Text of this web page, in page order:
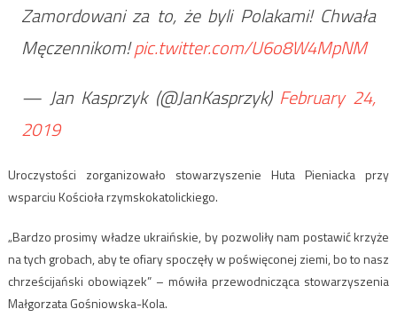
Zamordowani za to, że byli Polakami! Chwała
Męczennikom!pic.twitter.com/U6o8W4MpNM
— Jan Kasprzyk (@JanKasprzyk) February 24,
2019
Uroczystości zorganizowało stowarzyszenie Huta Pieniacka przy
wsparciu Kościoła rzymskokatolickiego.
„Bardzo prosimy władze ukraińskie, by pozwoliły nam postawić krzyże
na tych grobach, aby te ofiary spoczęły w poświęconej ziemi, bo to nasz
chrześcijański obowiązek” – mówiła przewodnicząca stowarzyszenia
Małgorzata Gośniowska-Kola.